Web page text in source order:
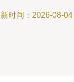
时间：2026-08-